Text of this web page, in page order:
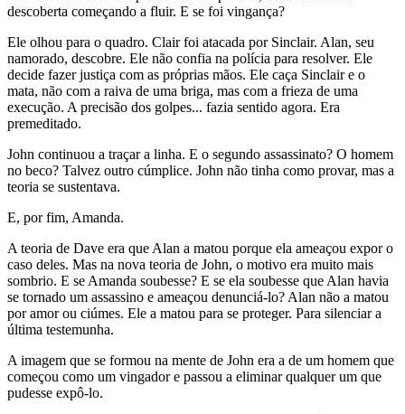
descoberta começando a fluir. E se foi vingança?
Ele olhou para o quadro. Clair foi atacada por Sinclair. Alan, seu
namorado, descobre. Ele não confia na polícia para resolver. Ele
decide fazer justiça com as próprias mãos. Ele caça Sinclair e o
mata, não com a raiva de uma briga, mas com a frieza de uma
execução. A precisão dos golpes... fazia sentido agora. Era
premeditado.
John continuou a traçar a linha. E o segundo assassinato? O homem
no beco? Talvez outro cúmplice. John não tinha como provar, mas a
teoria se sustentava.
E, por fim, Amanda.
A teoria de Dave era que Alan a matou porque ela ameaçou expor o
caso deles. Mas na nova teoria de John, o motivo era muito mais
sombrio. E se Amanda soubesse? E se ela soubesse que Alan havia
se tornado um assassino e ameaçou denunciá-lo? Alan não a matou
por amor ou ciúmes. Ele a matou para se proteger. Para silenciar a
última testemunha.
A imagem que se formou na mente de John era a de um homem que
começou como um vingador e passou a eliminar qualquer um que
pudesse expô-lo.